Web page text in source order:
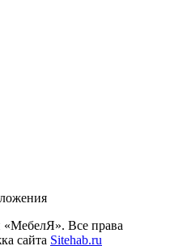
«МебелЯ». Все права
сайта Sitehab.ru